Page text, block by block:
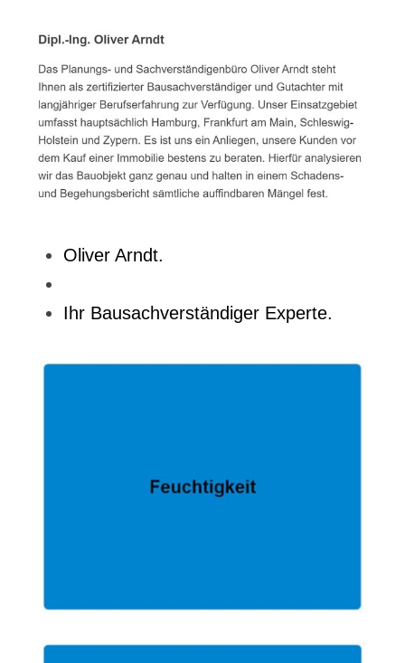
Oliver Arndt.
Ihr Bausachverständiger Experte.